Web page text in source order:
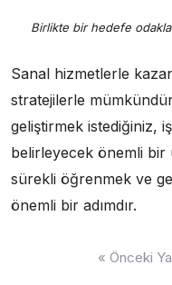
Birlikte bir hedefe
Sanal hizmetlerle
stratejilerle
geliştirmek istediğiniz,
belirleyecek önemli bir
sürekli öğrenmek ve
önemli bir adımdır.
« Önceki